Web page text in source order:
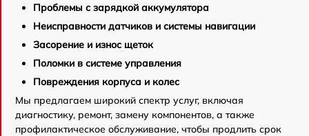
Проблемы с зарядкой аккумулятора
Неисправности датчиков и системы навигации
Засорение и износ щеток
Поломки в системе управления
Повреждения корпуса и колес
Мы предлагаем широкий спектр услуг, включая
диагностику, ремонт, замену компонентов, а также
профилактическое обслуживание, чтобы продлить срок